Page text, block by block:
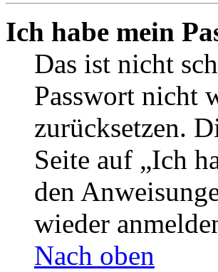
Ich habe mein
Das ist nicht
Passwort nicht
zurücksetzen.
Seite auf „Ich
den
wieder
Nach oben